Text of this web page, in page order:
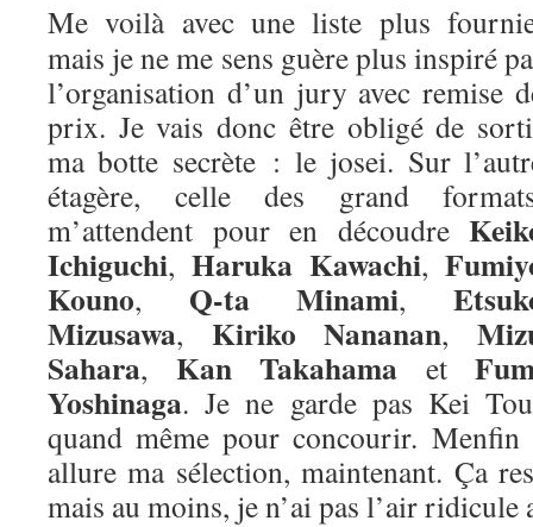
Me voilà avec une liste plus
mais je ne me sens guère plus inspiré
l’organisation d’un jury avec remise
prix. Je vais donc être obligé de
ma botte secrète : le josei. Sur
étagère, celle des grand
m’attendent pour en découdre
Ichiguchi, Haruka Kawachi,
Kouno, Q-ta Minami,
Mizusawa, Kiriko Nananan,
Sahara, Kan Takahama et
Yoshinaga. Je ne garde pas Kei
quand même pour concourir.
allure ma sélection, maintenant. Ça
mais au moins, je n’ai pas l’air ridicule